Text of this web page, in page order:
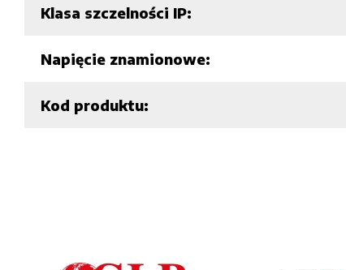
Klasa szczelności IP:
Napięcie znamionowe:
Kod produktu: